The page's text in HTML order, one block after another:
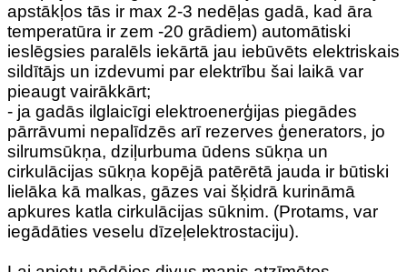
apstākļos tās ir max 2-3 nedēļas gadā, kad āra
temperatūra ir zem -20 grādiem) automātiski
ieslēgsies paralēls iekārtā jau iebūvēts elektriskais
sildītājs un izdevumi par elektrību šai laikā var
pieaugt vairākkārt;
- ja gadās ilglaicīgi elektroenerģijas piegādes
pārrāvumi nepalīdzēs arī rezerves ģenerators, jo
silrumsūkņa, dziļurbuma ūdens sūkņa un
cirkulācijas sūkņa kopējā patērētā jauda ir būtiski
lielāka kā malkas, gāzes vai šķidrā kurināmā
apkures katla cirkulācijas sūknim. (Protams, var
iegādāties veselu dīzeļelektrostaciju).